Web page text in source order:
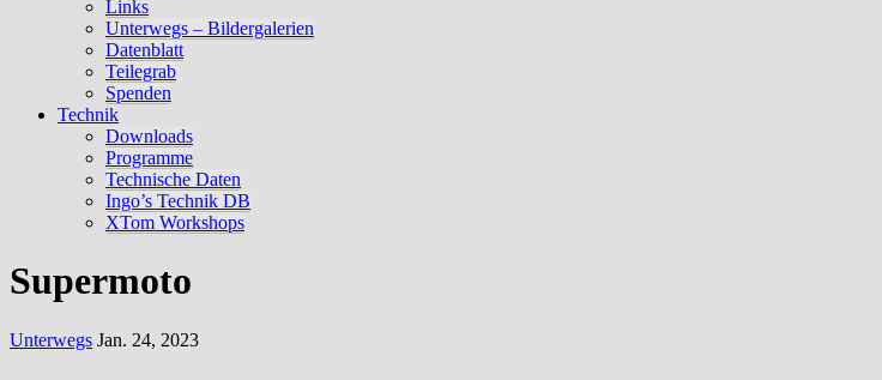
Links
Unterwegs – Bildergalerien
Datenblatt
Teilegrab
Spenden
Technik
Downloads
Programme
Technische Daten
Ingo’s Technik DB
XTom Workshops
Supermoto
Unterwegs Jan. 24, 2023